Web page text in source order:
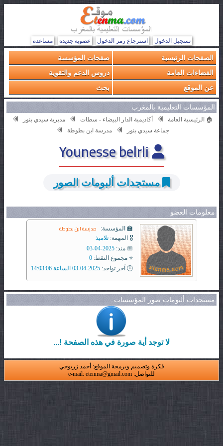
تسجيل الدخول استرجاع رمز الدخول عضوية جديدة مساعدة
الصفحات الرئيسية
صفحات المؤسسة
الفضاءات العامة
دروس الدعم والتقوية
عن الموقع
بحث
المؤسسات التعليمية بالمغرب
🏠 الرئيسية العامة أكاديمية الدار البيضاء - سطات
مديرية سيدي بنور
جماعة سيدي بنور
مدرسة ابن بطوطة
Younesse belrli
مستجدات ألبومات الصور
معلومات العضو
🏫 المؤسسة: مدرسة ابن بطوطة
🎖️ المهمة: تلاميذ
📅 منذ: 2025-04-03
⭐ مجموع النقط: 0
🕒 آخر تواجد: 2025-04-03 الساعة 14:03:06
مستجدات ألبومات صور المؤسسات:
لا توجد أية صورة في هذه الصفحة !...
فكرة وتصميم وبرمجة الموقع: أحمد زربوحي
للتواصل: e-mail: etenma@gmail.com